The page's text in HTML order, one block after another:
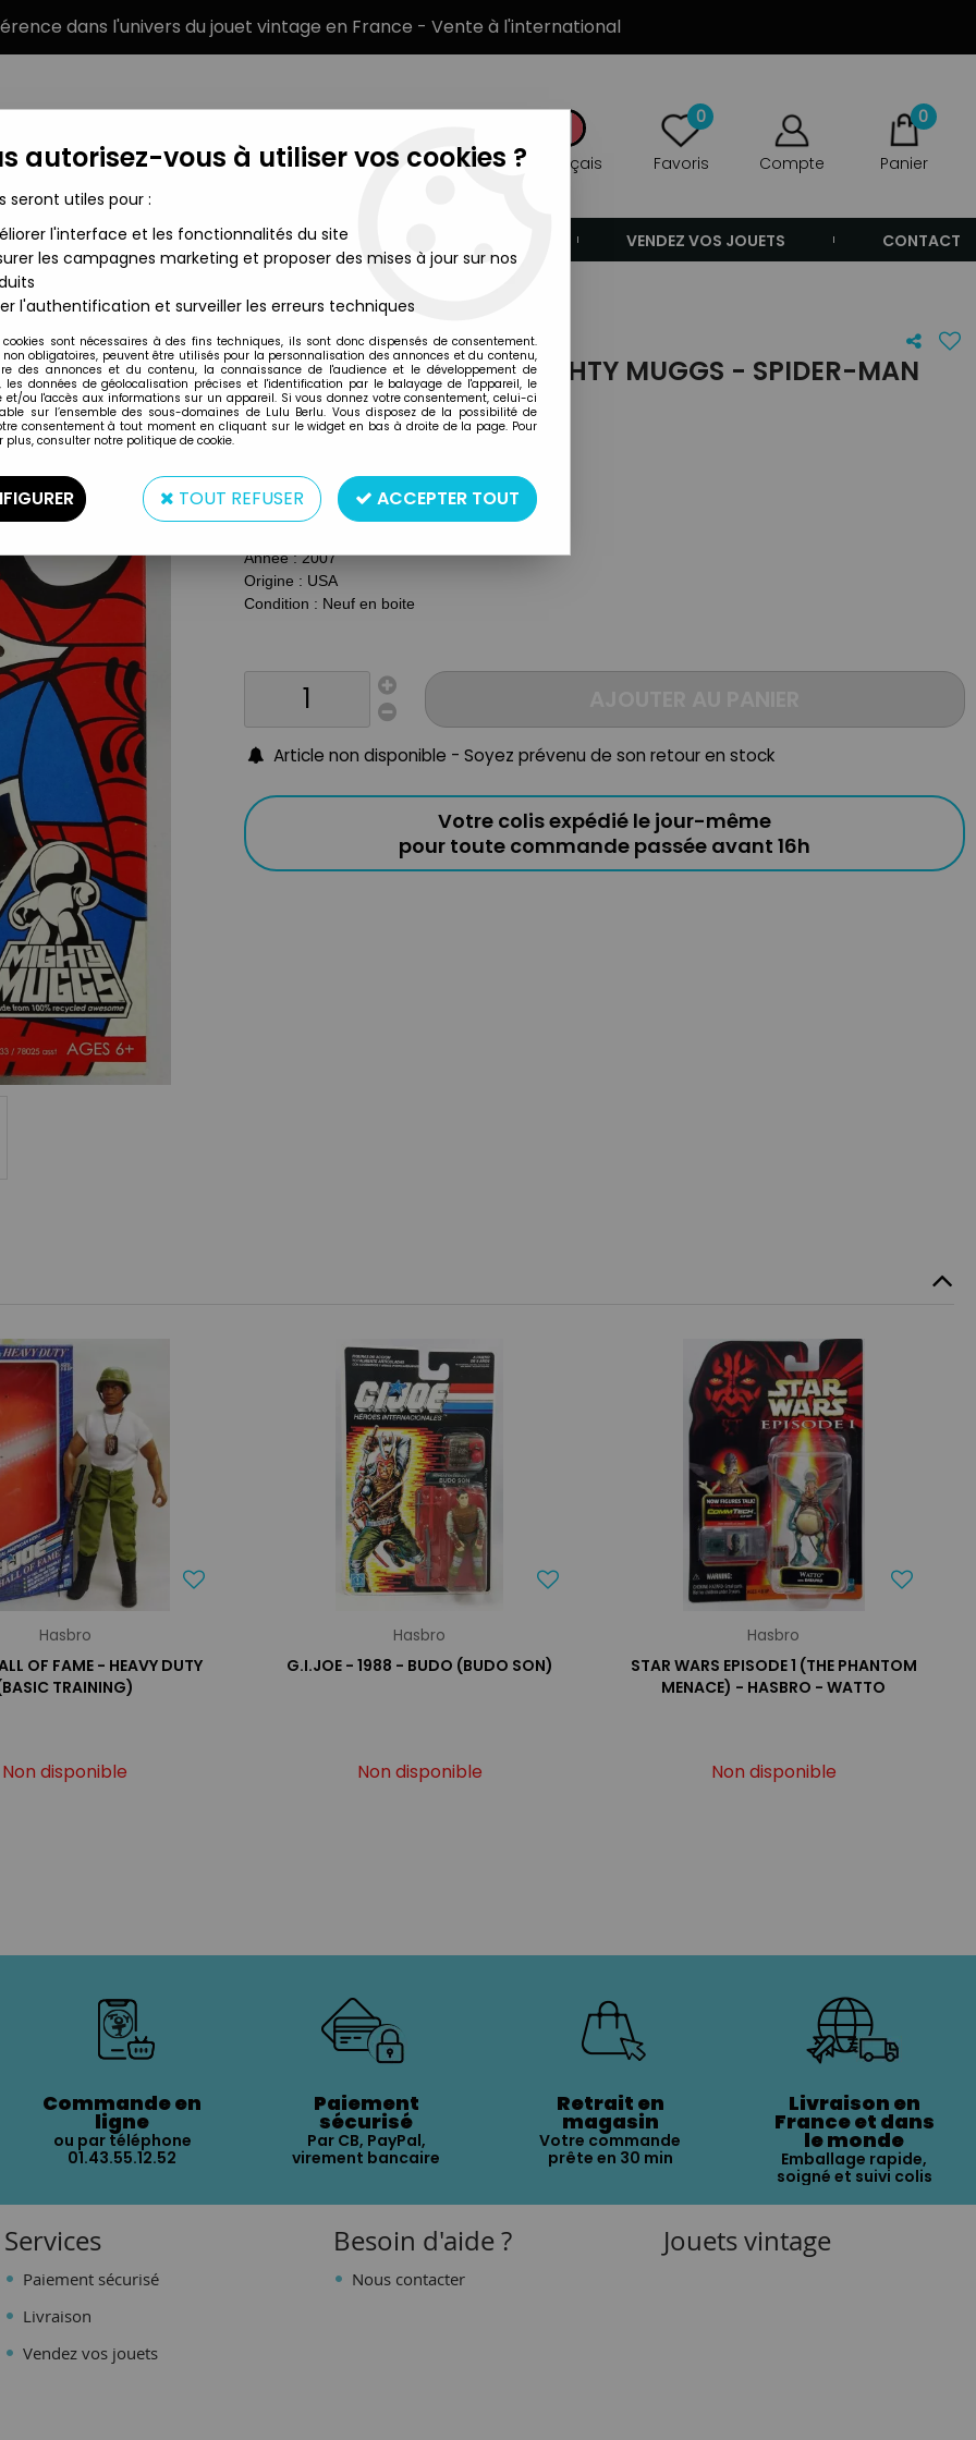
dans l'univers du jouet vintage en France - Vente à l'international
Français
0
Favoris Compte
0
Panier
MARQUES TYPE DE PRODUIT VENDEZ VOS JOUETS CONTACT
- Mighty Muggs - Spider-Man "classic costume"
Hasbro
MARVEL - HASBRO - MIGHTY MUGGS - SPIDER-MAN
"CLASSIC COSTUME"
Type : Figurine
Taille : 15cm
Année : 2007
Origine : USA
Condition : Neuf en boite
Article non disponible - Soyez prévenu de son retour en stock
Votre colis expédié le jour-même
pour toute commande passée avant 16h
Hasbro
OF FAME - HEAVY DUTY
TRAINING)
Non disponible
Hasbro
G.I.JOE - 1988 - BUDO (BUDO SON)
Non disponible
Hasbro
STAR WARS EPISODE 1 (THE PHANTOM
MENACE) - HASBRO - WATTO
Non disponible
Commande en
ligne
ou par téléphone
01.43.55.12.52
Paiement
sécurisé
Par CB, PayPal,
virement bancaire
Retrait en
magasin
Votre commande
prête en 30 min
Livraison en
France et dans
le monde
Emballage rapide,
soigné et suivi colis
Services
Paiement sécurisé
Livraison
Vendez vos jouets
Besoin d'aide ?
Nous contacter
Jouets vintage
autorisez-vous à utiliser vos cookies ?
seront utiles pour :
l'interface et les fonctionnalités du site
les campagnes marketing et proposer des mises à jour sur nos
l'authentification et surveiller les erreurs techniques
cookies sont nécessaires à des fins techniques, ils sont donc dispensés de consentement.
non obligatoires, peuvent être utilisés pour la personnalisation des annonces et du contenu,
des annonces et du contenu, la connaissance de l'audience et le développement de
les données de géolocalisation précises et l'identification par le balayage de l'appareil, le
et/ou l'accès aux informations sur un appareil. Si vous donnez votre consentement, celui-ci
sur l’ensemble des sous-domaines de Lulu Berlu. Vous disposez de la possibilité de
consentement à tout moment en cliquant sur le widget en bas à droite de la page. Pour
plus, consulter notre politique de cookie.
TOUT REFUSER ACCEPTER TOUT